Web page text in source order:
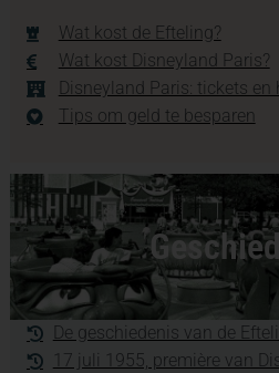
Wat kost de Efteling?
Wat kost Disneyland Paris?
Disneyland Paris: tickets
Tips om geld te besparen
De geschiedenis van de
17 juli 1955, première van